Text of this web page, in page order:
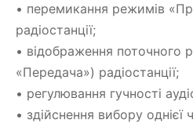
• перемикання режимів
радіостанції;
• відображення
«Передача») радіостанції;
• регулювання гучності
• здійснення вибору однієї